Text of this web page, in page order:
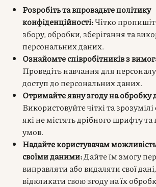
Розробіть та впровадьте політику
конфіденційності:Чітко
збору, обробки, зберігання та
персональних даних.
Ознайомте співробітників з
Проведіть навчання для
доступ до персональних даних.
Отримайте явну згоду на обробку
Використовуйте чіткі та
які не містять дрібного шрифту
умов.
Надайте користувачам
своїми даними:Дайте їм змогу
виправляти або видаляти свої
відкликати свою згоду на їх